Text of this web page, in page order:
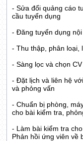
- Sửa đổi quảng cáo
cầu tuyển dụng
- Đăng tuyển dụng
- Thu thập, phân loại,
- Sàng lọc và chọn
- Đặt lịch và liên hệ
và phỏng vấn
- Chuẩn bị phòng,
cho bài kiểm tra,
- Làm bài kiểm tra
Phản hồi ứng viên về